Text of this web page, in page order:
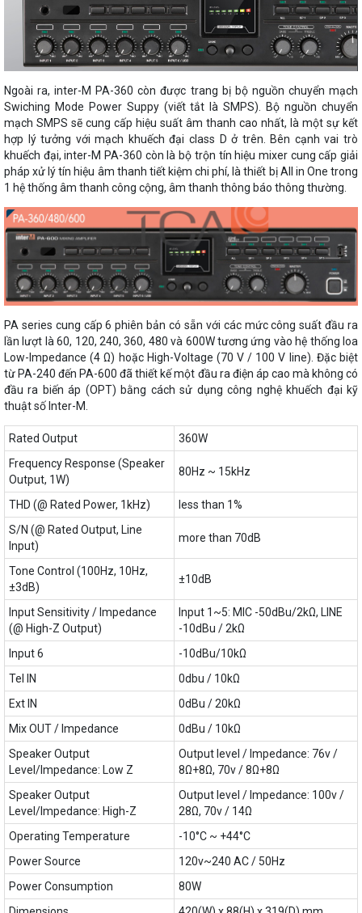
Ngoài ra, inter-M PA-360 còn được trang bị bộ nguồn chuyển mạch
Swiching Mode Power Suppy (viết tắt là SMPS). Bộ nguồn chuyển
mạch SMPS sẽ cung cấp hiệu suất âm thanh cao nhất, là một sự kết
hợp lý tưởng với mạch khuếch đại class D ở trên. Bên cạnh vai trò
khuếch đại, inter-M PA-360 còn là bộ trộn tín hiệu mixer cung cấp giải
pháp xử lý tín hiệu âm thanh tiết kiệm chi phí, là thiết bị All in One trong
1 hệ thống âm thanh công cộng, âm thanh thông báo thông thường.
PA series cung cấp 6 phiên bản có sẵn với các mức công suất đầu ra
lần lượt là 60, 120, 240, 360, 480 và 600W tương ứng vào hệ thống loa
Low-Impedance (4 Ω) hoặc High-Voltage (70 V / 100 V line). Đặc biệt
từ PA-240 đến PA-600 đã thiết kế một đầu ra điện áp cao mà không có
đầu ra biến áp (OPT) bằng cách sử dụng công nghệ khuếch đại kỹ
thuật số Inter-M.
Rated Output
360W
Frequency Response (Speaker
Output, 1W)
80Hz ~ 15kHz
THD (@ Rated Power, 1kHz)
less than 1%
S/N (@ Rated Output, Line
Input)
more than 70dB
Tone Control (100Hz, 10Hz,
±3dB)
±10dB
Input Sensitivity / Impedance
(@ High-Z Output)
Input 1~5: MIC -50dBu/2kΩ, LINE
-10dBu / 2kΩ
Input 6
-10dBu/10kΩ
Tel IN
0dbu / 10kΩ
Ext IN
0dBu / 20kΩ
Mix OUT / Impedance
0dBu / 10kΩ
Speaker Output
Level/Impedance: Low Z
Output level / Impedance: 76v /
8Ω+8Ω, 70v / 8Ω+8Ω
Speaker Output
Level/Impedance: High-Z
Output level / Impedance: 100v /
28Ω, 70v / 14Ω
Operating Temperature
-10°C ~ +44°C
Power Source
120v~240 AC / 50Hz
Power Consumption
80W